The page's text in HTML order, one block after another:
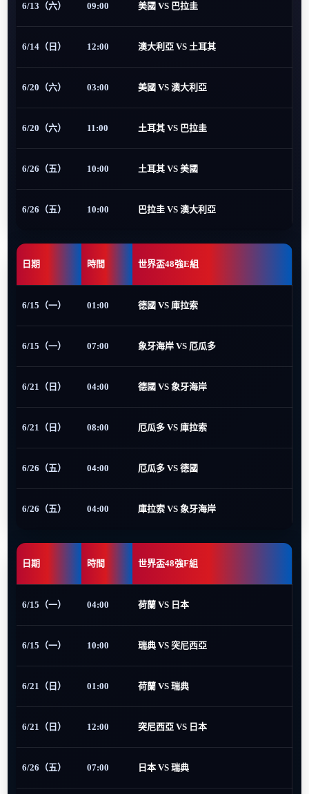
6/13（六） 09:00 美國 VS 巴拉圭
6/14（日） 12:00 澳大利亞 VS 土耳其
6/20（六） 03:00 美國 VS 澳大利亞
6/20（六） 11:00 土耳其 VS 巴拉圭
6/26（五） 10:00 土耳其 VS 美國
6/26（五） 10:00 巴拉圭 VS 澳大利亞
日期 時間 世界盃48強E組
6/15（一） 01:00 德國 VS 庫拉索
6/15（一） 07:00 象牙海岸 VS 厄瓜多
6/21（日） 04:00 德國 VS 象牙海岸
6/21（日） 08:00 厄瓜多 VS 庫拉索
6/26（五） 04:00 厄瓜多 VS 德國
6/26（五） 04:00 庫拉索 VS 象牙海岸
日期 時間 世界盃48強F組
6/15（一） 04:00 荷蘭 VS 日本
6/15（一） 10:00 瑞典 VS 突尼西亞
6/21（日） 01:00 荷蘭 VS 瑞典
6/21（日） 12:00 突尼西亞 VS 日本
6/26（五） 07:00 日本 VS 瑞典